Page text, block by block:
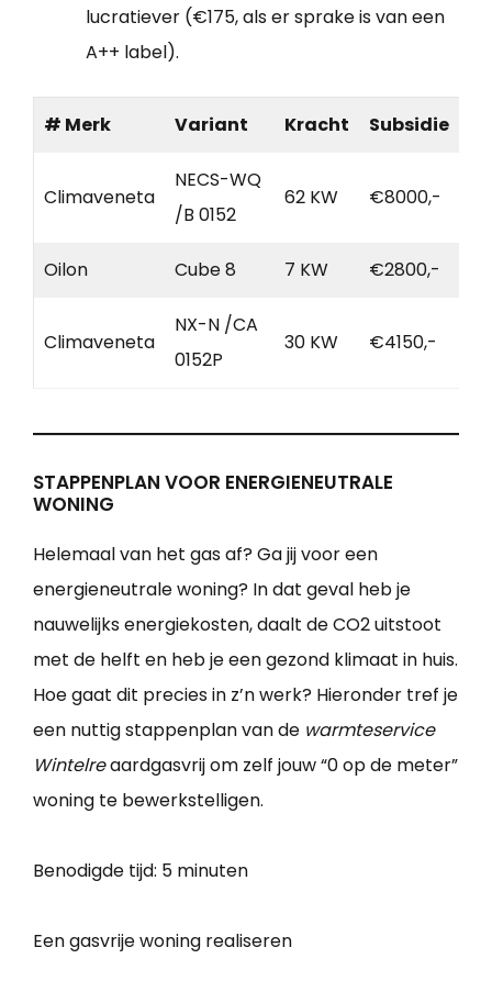
lucratiever (€175, als er sprake is van een
A++ label).
# Merk Variant Kracht Subsidie
Climaveneta
NECS-WQ
/B 0152
62 KW €8000,-
Oilon Cube 8 7 KW €2800,-
Climaveneta
NX-N /CA
0152P
30 KW €4150,-
STAPPENPLAN VOOR ENERGIENEUTRALE
WONING
Helemaal van het gas af? Ga jij voor een
energieneutrale woning? In dat geval heb je
nauwelijks energiekosten, daalt de CO2 uitstoot
met de helft en heb je een gezond klimaat in huis.
Hoe gaat dit precies in z’n werk? Hieronder tref je
een nuttig stappenplan van de warmteservice
Wintelreaardgasvrij om zelf jouw “0 op de meter”
woning te bewerkstelligen.
Benodigde tijd: 5 minuten
Een gasvrije woning realiseren